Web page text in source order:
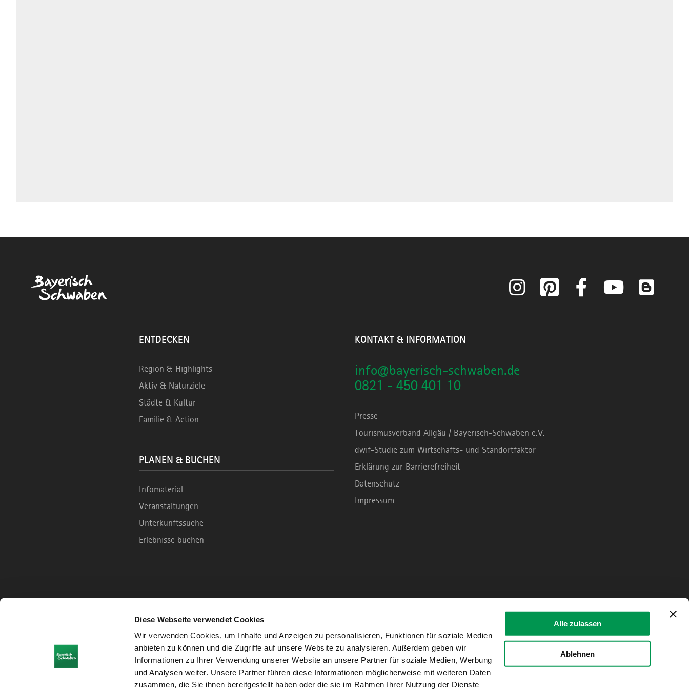
Diese Webseite verwendet Cookies
Wir verwenden Cookies, um Inhalte und Anzeigen zu personalisieren, Funktionen für soziale Medien
anbieten zu können und die Zugriffe auf unsere Website zu analysieren. Außerdem geben wir
Informationen zu Ihrer Verwendung unserer Website an unsere Partner für soziale Medien, Werbung
und Analysen weiter. Unsere Partner führen diese Informationen möglicherweise mit weiteren Daten
zusammen, die Sie ihnen bereitgestellt haben oder die sie im Rahmen Ihrer Nutzung der Dienste
Alle zulassen
Ablehnen
Instagram Pinterest Facebook YouTube
ENTDECKEN
Region & Highlights
Aktiv & Naturziele
Städte & Kultur
Familie & Action
PLANEN & BUCHEN
Infomaterial
Veranstaltungen
Unterkunftssuche
Erlebnisse buchen
KONTAKT & INFORMATION
info@bayerisch-schwaben.de
0821 - 450 401 10
Presse
Tourismusverband Allgäu / Bayerisch-Schwaben e.V.
dwif-Studie zum Wirtschafts- und Standortfaktor
Erklärung zur Barrierefreiheit
Datenschutz
Impressum